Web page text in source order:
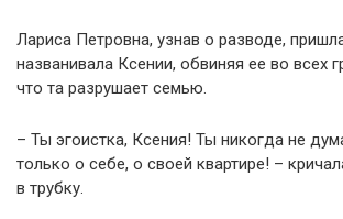
Лариса Петровна, узнав о разводе,
названивала Ксении, обвиняя ее во всех
что та разрушает семью.
– Ты эгоистка, Ксения! Ты никогда не
только о себе, о своей квартире! –
в трубку.